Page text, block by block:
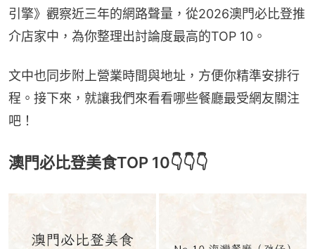
引擎》觀察近三年的網路聲量，從2026澳門必比登推
介店家中，為你整理出討論度最高的TOP 10。
文中也同步附上營業時間與地址，方便你精準安排行
程。接下來，就讓我們來看看哪些餐廳最受網友關注
吧！
澳門必比登美食TOP 10👇👇👇